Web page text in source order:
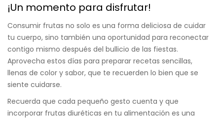
¡Un momento para disfrutar!
Consumir frutas no solo es una forma deliciosa de cuidar
tu cuerpo, sino también una oportunidad para reconectar
contigo mismo después del bullicio de las fiestas.
Aprovecha estos días para preparar recetas sencillas,
llenas de color y sabor, que te recuerden lo bien que se
siente cuidarse.
Recuerda que cada pequeño gesto cuenta y que
incorporar frutas diuréticas en tu alimentación es una